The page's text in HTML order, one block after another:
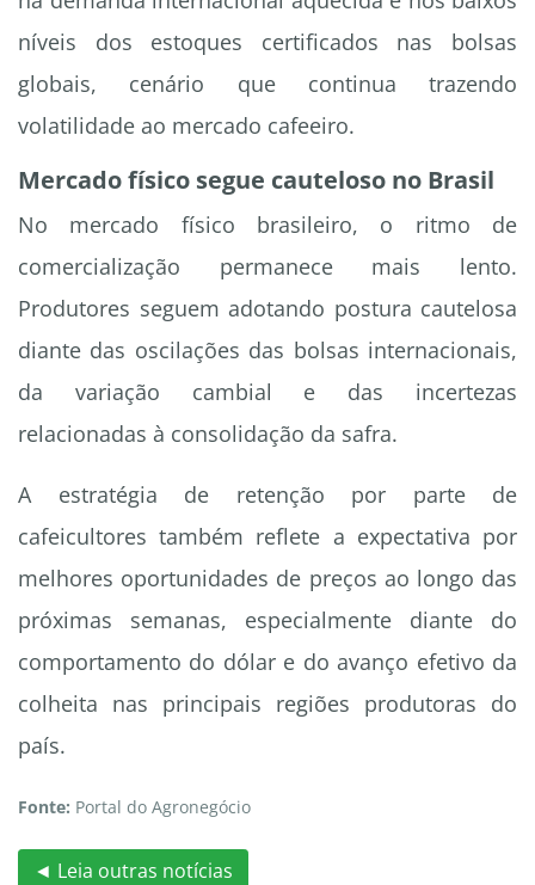
níveis dos estoques certificados nas bolsas
globais, cenário que continua trazendo
volatilidade ao mercado cafeeiro.
Mercado físico segue cauteloso no Brasil
No mercado físico brasileiro, o ritmo de
comercialização permanece mais lento.
Produtores seguem adotando postura cautelosa
diante das oscilações das bolsas internacionais,
da variação cambial e das incertezas
relacionadas à consolidação da safra.
A estratégia de retenção por parte de
cafeicultores também reflete a expectativa por
melhores oportunidades de preços ao longo das
próximas semanas, especialmente diante do
comportamento do dólar e do avanço efetivo da
colheita nas principais regiões produtoras do
país.
Fonte: Portal do Agronegócio
◄ Leia outras notícias